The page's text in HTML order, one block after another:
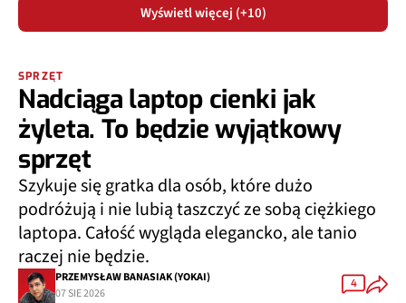
Wyświetl więcej (+10)
SPRZĘT
Nadciąga laptop cienki jak
żyleta. To będzie wyjątkowy
sprzęt
Szykuje się gratka dla osób, które dużo
podróżują i nie lubią taszczyć ze sobą ciężkiego
laptopa. Całość wygląda elegancko, ale tanio
raczej nie będzie.
PRZEMYSŁAW BANASIAK (YOKAI)
07 SIE 2026
4